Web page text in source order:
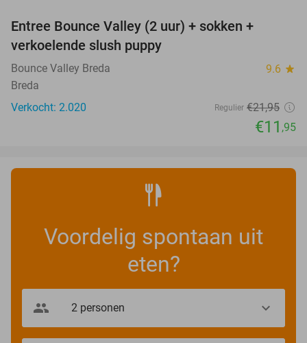
Entree Bounce Valley (2 uur) + sokken +
verkoelende slush puppy
Bounce Valley Breda 9.6 star
Breda
Verkocht: 2.020
Regulier €21,95
€11 ,95
Voordelig spontaan uit
eten?